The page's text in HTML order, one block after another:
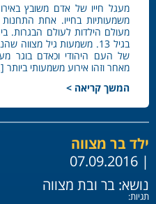
מעגל חייו של אדם משובץ
משמעותיות בחייו. אחת
מעולם הילדות לעולם הבגרות.
בגיל 13. משמעות גיל
של העם היהודי וכאדם בוגר
מאחר וזהו אירוע משמעותי
המשך קריאה >
ילד בר מצווה
| 07.09.2016
נושא: בר ובת מצווה
תגיות: